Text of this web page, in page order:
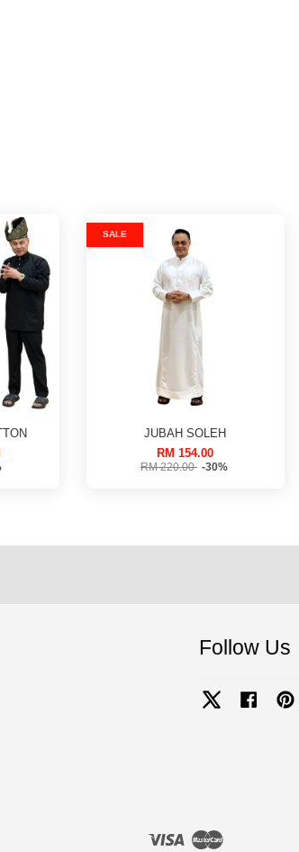
SALE
JUBAH SOLEH
RM 154.00
RM 220.00 -30%
Follow Us
Twitter Facebook
Visa